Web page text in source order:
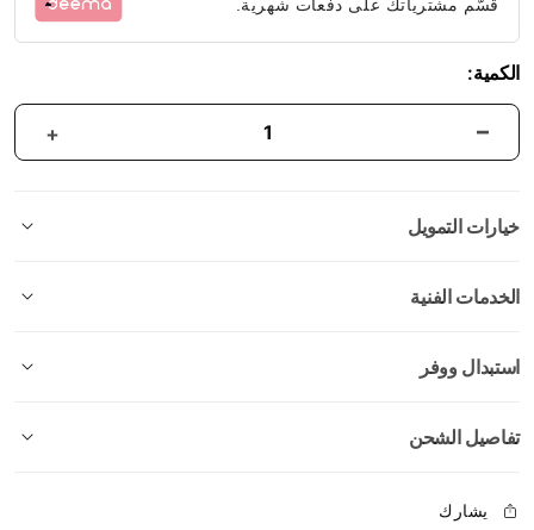
قسّم مشترياتك على دفعات شهرية.
الكمية:
خيارات التمويل
الخدمات الفنية
استبدال ووفر
تفاصيل الشحن
يشارك